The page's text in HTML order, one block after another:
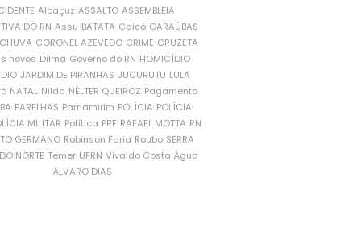
Alcaçuz ASSALTO ASSEMBLEIA
DO RN Assu BATATA Caicó CARAÚBAS
CORONEL AZEVEDO CRIME CRUZETA
novos Dilma Governo do RN HOMICÍDIO
JARDIM DE PIRANHAS JUCURUTU LULA
NATAL Nilda NÉLTER QUEIROZ Pagamento
PARELHAS Parnamirim POLÍCIA POLÍCIA
MILITAR Política PRF RAFAEL MOTTA RN
GERMANO Robinson Faria Roubo SERRA
NORTE Temer UFRN Vivaldo Costa Água
ÁLVARO DIAS